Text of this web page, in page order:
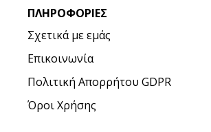
ΠΛΗΡΟΦΟΡΊΕΣ
Σχετικά με εμάς
Επικοινωνία
Πολιτική Απορρήτου GDPR
Όροι Χρήσης